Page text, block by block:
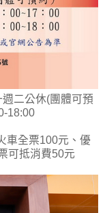
二公休(團體可預
18:00
車全票100元、優
可抵消費50元